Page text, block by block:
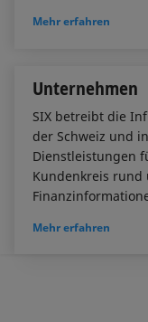
Mehr erfahren
Unternehmen
SIX betreibt die
der Schweiz und
Dienstleistungen
Kundenkreis rund
Mehr erfahren